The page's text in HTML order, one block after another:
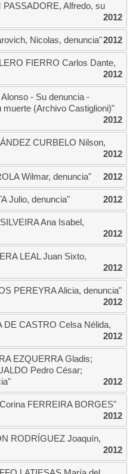
Alfredo, su
2012
Nicolas, denuncia"2012
FIERRO Carlos Dante,
2012
- Su denuncia -
(Archivo Castiglioni)"
2012
CURBELO Nilson,
2012
Wilmar, denuncia" 2012
Julio, denuncia" 2012
Ana Isabel,
2012
LEAL Juan Sixto,
2012
PEREYRA Alicia, denuncia"
2012
DE CASTRO Celsa Nélida,
2012
EZQUERRA Gladis;
Pedro César;
2012
FERREIRA BORGES"
2012
RODRÍGUEZ Joaquín,
2012